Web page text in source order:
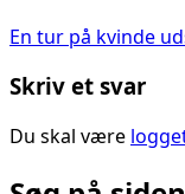
En tur på kvinde
Skriv et svar
Du skal være